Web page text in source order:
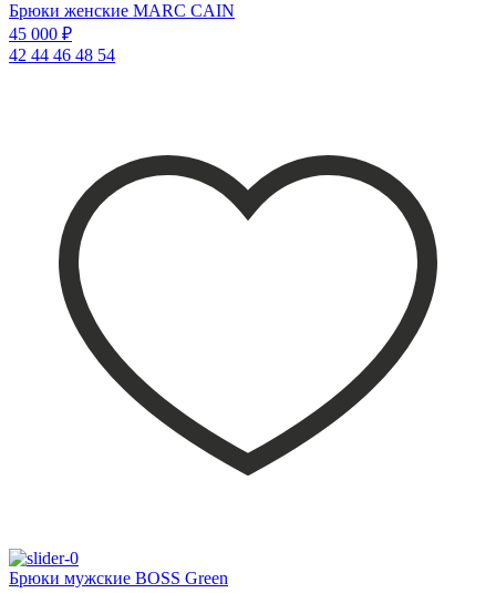
Брюки женские MARC CAIN
45 000 ₽
42 44 46 48 54
Брюки мужские BOSS Green